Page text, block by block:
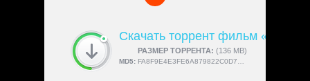
Скачать торрент фильм «Big
РАЗМЕР ТОРРЕНТА: (136 MB)
СКАЧАЛИ:4189
MD5: FA8F9E4E3FE6A879822C0D77677BE8EF